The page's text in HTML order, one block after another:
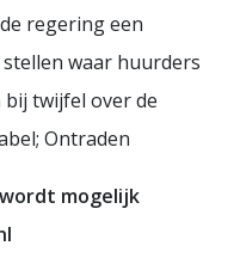
regering een
waar huurders
twijfel over de
Ontraden
mogelijk